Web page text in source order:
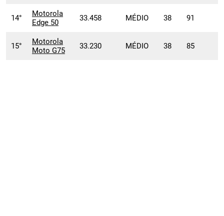
14°
Motorola
Edge 50
33.458 MÉDIO 38 91
15°
Motorola
Moto G75
33.230 MÉDIO 38 85